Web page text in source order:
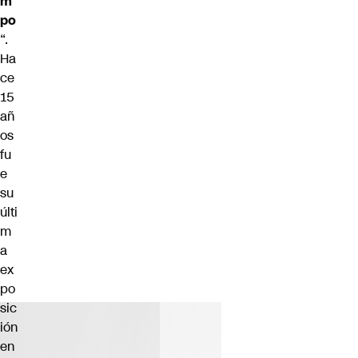
po
“.
Ha
ce
15
añ
os
fu
e
su
últi
m
a
ex
po
sic
ión
en